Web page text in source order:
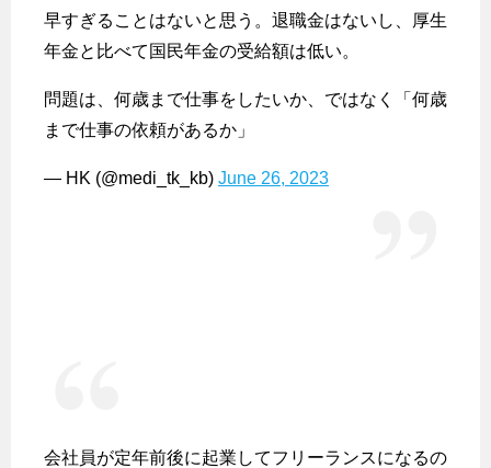
早すぎることはないと思う。退職金はないし、厚生
年金と比べて国民年金の受給額は低い。
問題は、何歳まで仕事をしたいか、ではなく「何歳
まで仕事の依頼があるか」
— HK (@medi_tk_kb) June 26, 2023
会社員が定年前後に起業してフリーランスになるの